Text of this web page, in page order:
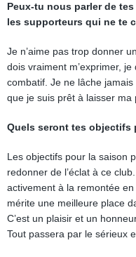
Peux-tu nous parler de
les supporteurs qui ne te
Je n’aime pas trop donner
dois vraiment m’exprimer,
combatif. Je ne lâche
que je suis prêt à laisser ma
Quels seront tes objectifs
Les objectifs pour la saison
redonner de l’éclat à ce
activement à la remontée
mérite une meilleure place
C’est un plaisir et un
Tout passera par le sérieux